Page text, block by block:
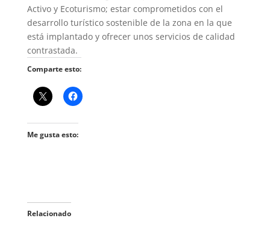
Activo y Ecoturismo; estar comprometidos con el
desarrollo turístico sostenible de la zona en la que
está implantado y ofrecer unos servicios de calidad
contrastada.
Comparte esto:
Me gusta esto:
Relacionado